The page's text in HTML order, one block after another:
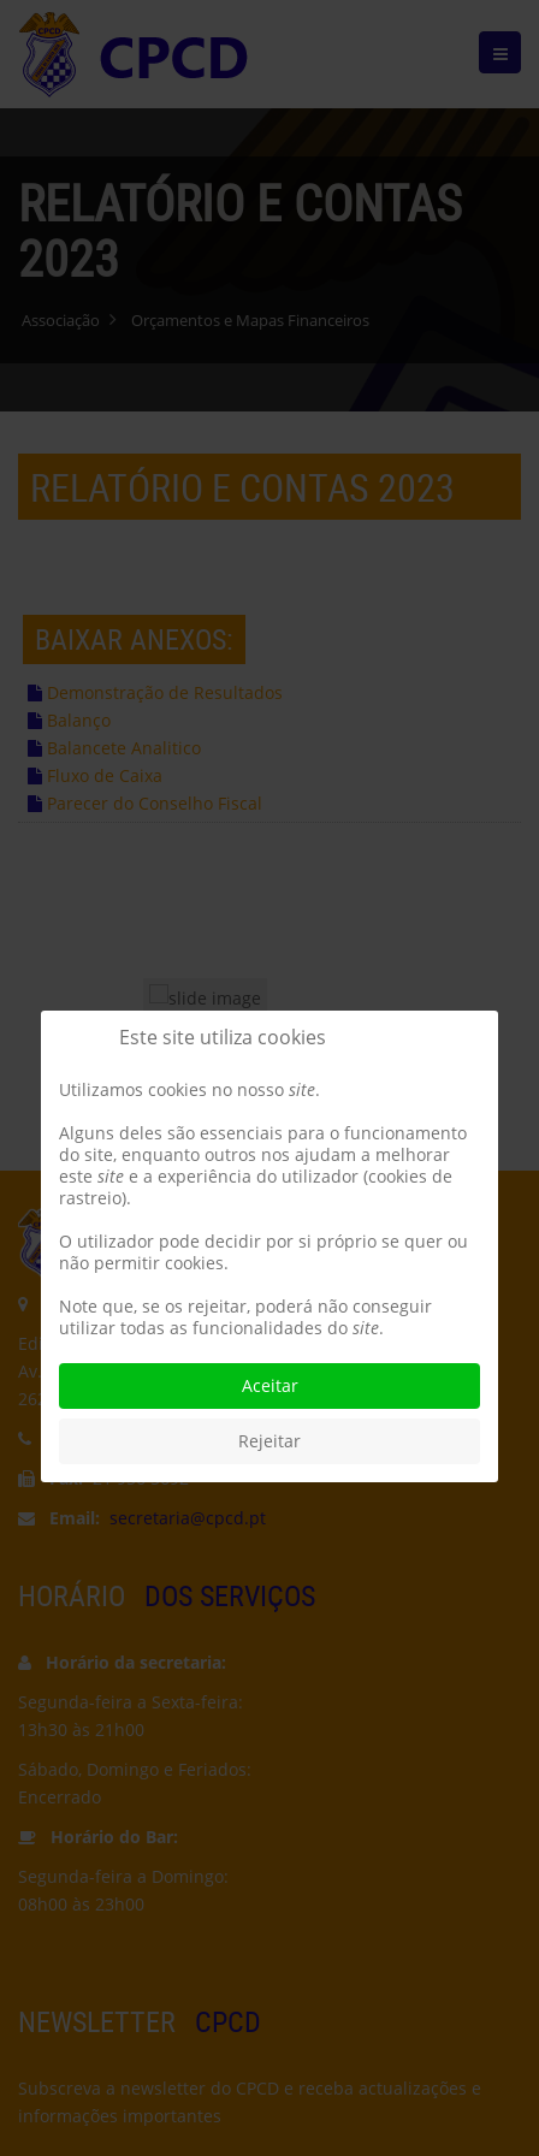
RELATÓRIO E CONTAS
2023
Associação Orçamentos e Mapas Financeiros
RELATÓRIO E CONTAS 2023
BAIXAR ANEXOS:
Demonstração de Resultados
Balanço
Balancete Analitico
Fluxo de Caixa
Parecer do Conselho Fiscal
Morada:
Edifício CPCD
Av. Póvoa de Dom Martinho
2625-235 Póvoa de Santa Iria
Fax:21 956 5692
Email: secretaria@cpcd.pt
HORÁRIO DOS SERVIÇOS
Horário da secretaria:
Segunda-feira a Sexta-feira:
13h30 às 21h00
Sábado, Domingo e Feriados:
Encerrado
Horário do Bar:
Segunda-feira a Domingo:
08h00 às 23h00
NEWSLETTER CPCD
Subscreva a newsletter do CPCD e receba actualizações e
informações importantes
Este site utiliza cookies
Utilizamos cookies no nosso site.
Alguns deles são essenciais para o funcionamento
do site, enquanto outros nos ajudam a melhorar
este site e a experiência do utilizador (cookies de
rastreio).
O utilizador pode decidir por si próprio se quer ou
não permitir cookies.
Note que, se os rejeitar, poderá não conseguir
utilizar todas as funcionalidades do site.
Aceitar
Rejeitar